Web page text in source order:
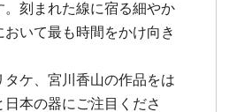
。刻まれた線に宿る細やか
いて最も時間をかけ向き
ケ、宮川香山の作品をは
本の器にご注目くださ